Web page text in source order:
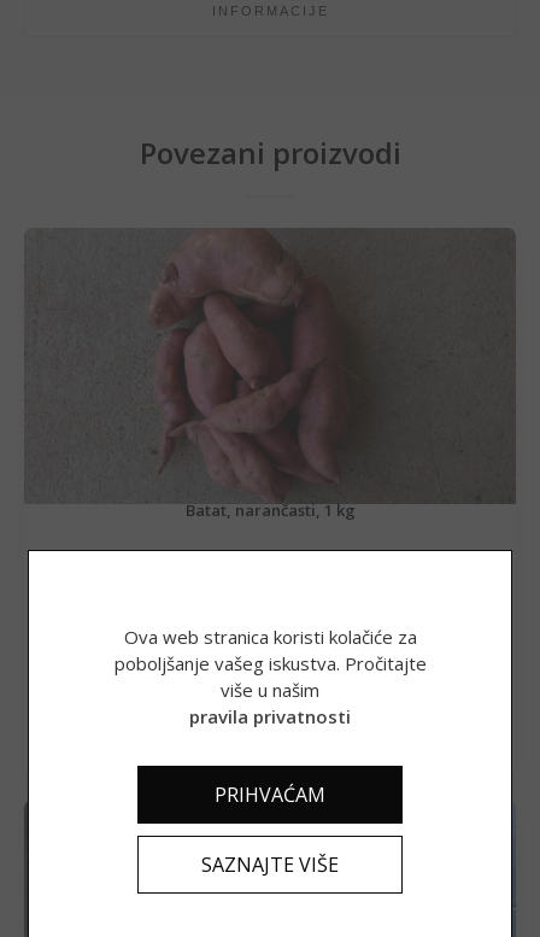
INFORMACIJE
Povezani proizvodi
Batat, narančasti, 1 kg
DODAJ U KOŠARICU
Ova web stranica koristi kolačiće za
poboljšanje vašeg iskustva. Pročitajte
više u našim
pravila privatnosti
PRIHVAĆAM
SAZNAJTE VIŠE